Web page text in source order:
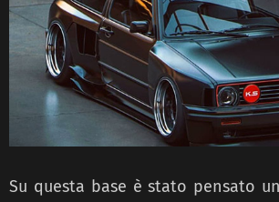
Su questa base è stato pensato